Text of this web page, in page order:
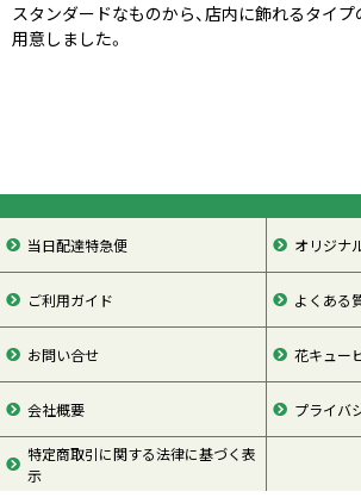
スタンダードなものから、店内に飾れるタイ
用意しました。
当日配達特急便 オリジナ
ご利用ガイド よくある
お問い合せ 花キュー
会社概要 プライバ
特定商取引に関する法律に基づく表
示